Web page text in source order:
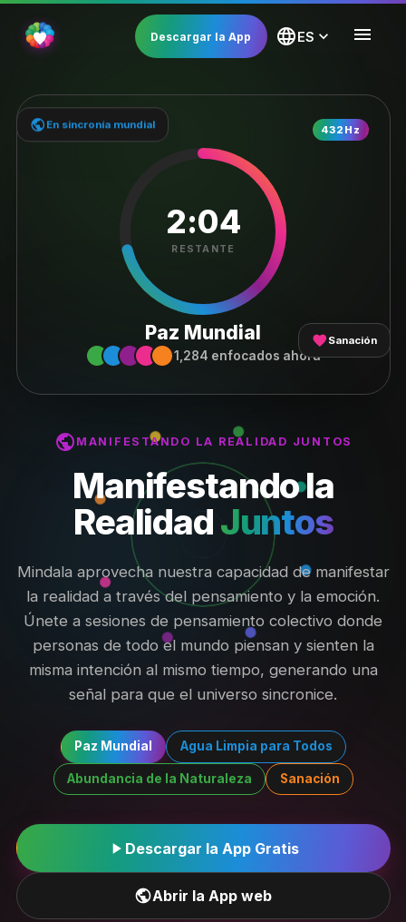
Descargar la App languageES expand_more menu
public MANIFESTANDO LA REALIDAD JUNTOS
Manifestando la
RealidadJuntos
Mindala aprovecha nuestra capacidad de manifestar
la realidad a través del pensamiento y la emoción.
Únete a sesiones de pensamiento colectivo donde
personas de todo el mundo piensan y sienten la
misma intención al mismo tiempo, generando una
señal para que el universo sincronice.
Paz Mundial Agua Limpia para Todos
Abundancia de la Naturaleza Sanación
play_arrow Descargar la App Gratis
publicAbrir la App web
SESIÓN EN VIVO 432Hz
2:04
RESTANTE
Paz Mundial
1,284 enfocados ahora
public En sincronía mundial
favorite Sanación